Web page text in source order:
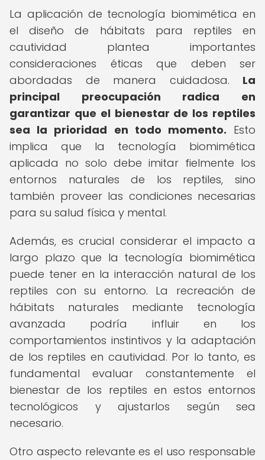
La aplicación de tecnología biomimética en
el diseño de hábitats para reptiles en
cautividad plantea importantes
consideraciones éticas que deben ser
abordadas de manera cuidadosa. La
principal preocupación radica en
garantizar que el bienestar de los reptiles
sea la prioridad en todo momento. Esto
implica que la tecnología biomimética
aplicada no solo debe imitar fielmente los
entornos naturales de los reptiles, sino
también proveer las condiciones necesarias
para su salud física y mental.
Además, es crucial considerar el impacto a
largo plazo que la tecnología biomimética
puede tener en la interacción natural de los
reptiles con su entorno. La recreación de
hábitats naturales mediante tecnología
avanzada podría influir en los
comportamientos instintivos y la adaptación
de los reptiles en cautividad. Por lo tanto, es
fundamental evaluar constantemente el
bienestar de los reptiles en estos entornos
tecnológicos y ajustarlos según sea
necesario.
Otro aspecto relevante es el uso responsable